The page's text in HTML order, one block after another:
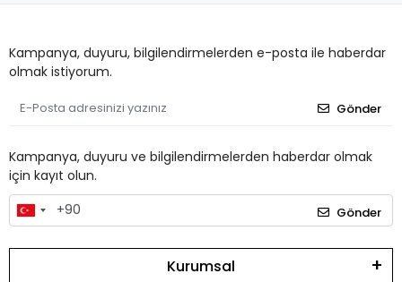
Kampanya, duyuru, bilgilendirmelerden e-posta ile haberdar
olmak istiyorum.
Gönder
Kampanya, duyuru ve bilgilendirmelerden haberdar olmak
için kayıt olun.
Gönder
Kurumsal